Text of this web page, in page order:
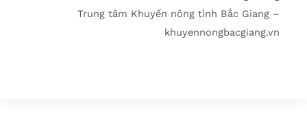
Trung tâm Khuyến nông tỉnh Bắc Giang –
khuyennongbacgiang.vn